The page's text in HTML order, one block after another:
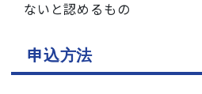
ないと認めるもの
申込方法